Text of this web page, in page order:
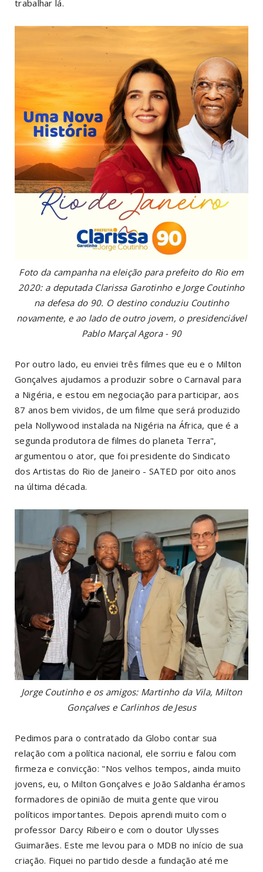
trabalhar lá.
Foto da campanha na eleição para prefeito do Rio em
2020: a deputada Clarissa Garotinho e Jorge Coutinho
na defesa do 90. O destino conduziu Coutinho
novamente, e ao lado de outro jovem, o presidenciável
Pablo Marçal Agora - 90
Por outro lado, eu enviei três filmes que eu e o Milton
Gonçalves ajudamos a produzir sobre o Carnaval para
a Nigéria, e estou em negociação para participar, aos
87 anos bem vividos, de um filme que será produzido
pela Nollywood instalada na Nigéria na África, que é a
segunda produtora de filmes do planeta Terra",
argumentou o ator, que foi presidente do Sindicato
dos Artistas do Rio de Janeiro - SATED por oito anos
na última década.
Jorge Coutinho e os amigos: Martinho da Vila, Milton
Gonçalves e Carlinhos de Jesus
Pedimos para o contratado da Globo contar sua
relação com a política nacional, ele sorriu e falou com
firmeza e convicção: "Nos velhos tempos, ainda muito
jovens, eu, o Milton Gonçalves e João Saldanha éramos
formadores de opinião de muita gente que virou
políticos importantes. Depois aprendi muito com o
professor Darcy Ribeiro e com o doutor Ulysses
Guimarães. Este me levou para o MDB no início de sua
criação. Fiquei no partido desde a fundação até me